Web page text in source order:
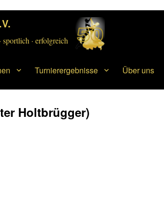
sportlich · erfolgreich
Turnierergebnisse Über uns
Holtbrügger)